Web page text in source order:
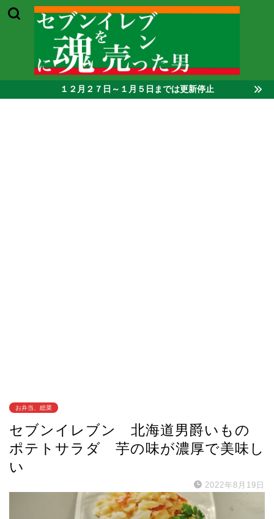
１２月２７日～１月５日までは更新停止
お弁当、総菜
セブンイレブン 北海道男爵いもの
ポテトサラダ 芋の味が濃厚で美味し
い
2022年8月19日